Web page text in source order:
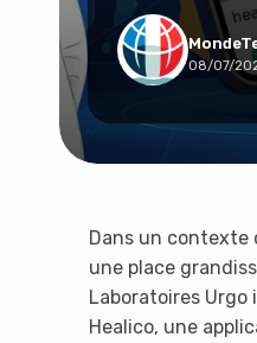
08/07/
Dans un contexte
une place
Laboratoires
Healico, une
Tech &
Travail &
Voyage